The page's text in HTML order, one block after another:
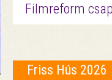
Filmreform
Friss Hús 2026